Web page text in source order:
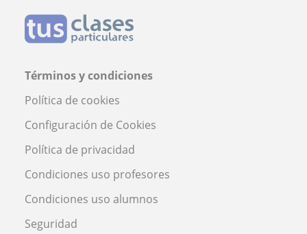
Términos y condiciones
Política de cookies
Configuración de Cookies
Política de privacidad
Condiciones uso profesores
Condiciones uso alumnos
Seguridad